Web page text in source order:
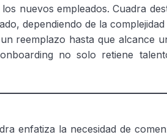
nuevos empleados. Cuadra
dependiendo de la
reemplazo hasta que alcance
no solo retiene
enfatiza la necesidad de